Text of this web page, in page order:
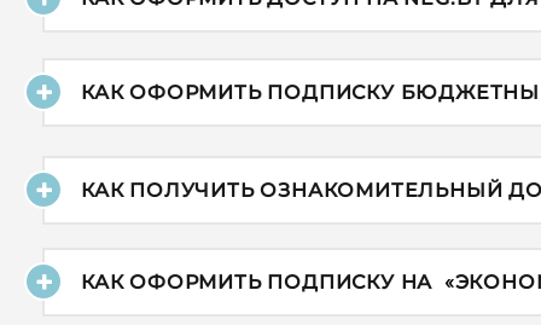
КАК ОФОРМИТЬ ПОДПИСКУ
КАК ПОЛУЧИТЬ ОЗНАКОМИТЕЛЬНЫЙ
КАК ОФОРМИТЬ ПОДПИСКУ НА «